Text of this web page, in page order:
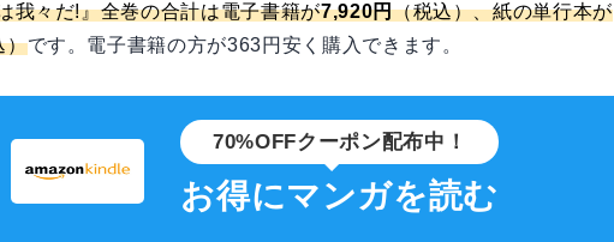
我々だ!』全巻の合計は電子書籍が7,920円（税込）、紙の単行本が
）です。電子書籍の方が363円安く購入できます。
70%OFFクーポン配布中！
お得にマンガを読む